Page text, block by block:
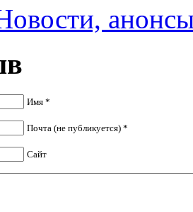
Имя *
Почта (не публикуется) *
Сайт